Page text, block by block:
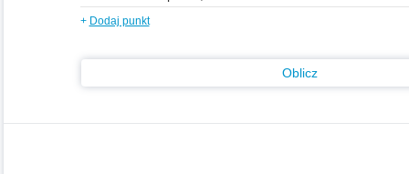
+ Dodaj punkt
Oblicz